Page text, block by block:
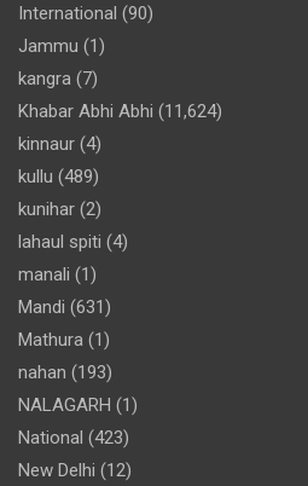
International (90)
Jammu (1)
kangra (7)
Khabar Abhi Abhi (11,624)
kinnaur (4)
kullu (489)
kunihar (2)
lahaul spiti (4)
manali (1)
Mandi (631)
Mathura (1)
nahan (193)
NALAGARH (1)
National (423)
New Delhi (12)